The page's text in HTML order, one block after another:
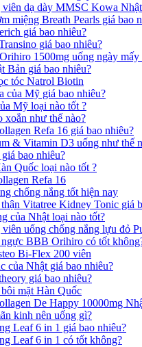
viên dạ dày MMSC Kowa
miệng Breath Pearls giá bao
giá bao nhiêu?
giá bao nhiêu?
1500mg uống ngày mấy
Bản giá bao nhiêu?
tóc Natrol Biotin
của Mỹ giá bao nhiêu?
Mỹ loại nào tốt ?
xoắn như thế nào?
Refa 16 giá bao nhiêu?
& Vitamin D3 uống như thế
bao nhiêu?
Quốc loại nào tốt ?
Refa 16
chống nắng tốt hiện nay
Vitatree Kidney Tonic giá
của Nhật loại nào tốt?
uống chống nắng lựu đỏ
BBB Orihiro có tốt
Bi-Flex 200 viên
của Nhật giá bao nhiêu?
giá bao nhiêu?
mặt Hàn Quốc
De Happy 10000mg
kinh nên uống gì?
Leaf 6 in 1 giá bao nhiêu?
Leaf 6 in 1 có tốt không?